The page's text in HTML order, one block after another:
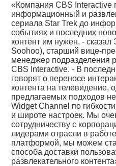
«Компания CBS Interactive
информационный и
сериала Star Trek до
событиях и последних
контент им нужен, -
Soohoo), старший вице-
менеджер подразделения
CBS Interactive. - В
говорят о переносе
контента на телевидение,
предлагаемых подходов
Widget Channel по
и широте настроек. Мы
сотрудничеству с
лидерами отрасли в
платформой, мы можем
способа доставки
развлекательного